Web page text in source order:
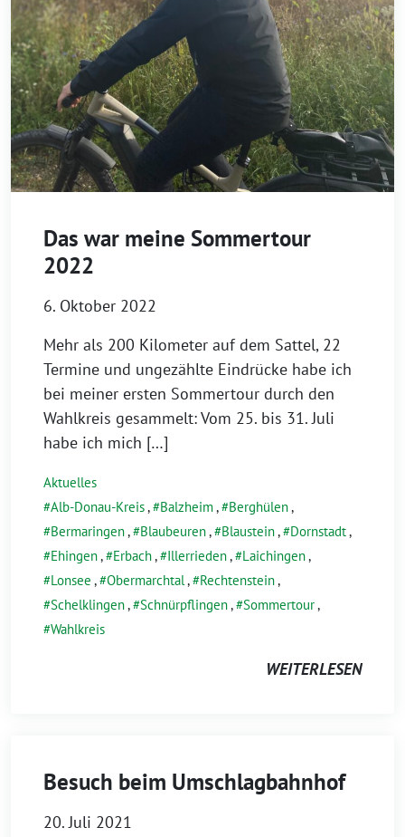
Das war meine Sommertour
2022
6. Oktober 2022
Mehr als 200 Kilometer auf dem Sattel, 22
Termine und ungezählte Eindrücke habe ich
bei meiner ersten Sommertour durch den
Wahlkreis gesammelt: Vom 25. bis 31. Juli
habe ich mich […]
Aktuelles
Alb-Donau-Kreis, Balzheim, Berghülen,
Bermaringen, Blaubeuren, Blaustein, Dornstadt,
Ehingen, Erbach, Illerrieden, Laichingen,
Lonsee , Obermarchtal, Rechtenstein,
Schelklingen, Schnürpflingen, Sommertour,
Wahlkreis
WEITERLESEN
Besuch beim Umschlagbahnhof
20. Juli 2021